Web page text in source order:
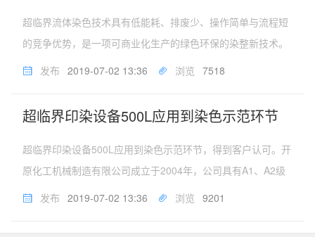
超临界流体染色技术具有低能耗、排废少、操作简单与流程短
的竞争优势，是一项可商业化生产的绿色环保的染整新技术。
由于该技术使用的染色设备绝大部分为高压容器，整体成本较
术的发展和推广至关重要...
发布 2019-07-02 13:36 浏览 7518
超临界印染设备500L应用到染色示范环节
超临界印染设备500L应用到染色示范环节，得到客户认可。开
原化工机械制造有限公司成立于2004年，公司具有A1、A2级
压力容器设计许可证和制造许可证及ISO9001质量体系认证证
发布 2019-07-02 13:36 浏览 9201